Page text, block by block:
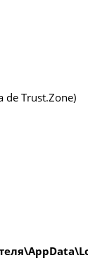
de Trust.Zone)